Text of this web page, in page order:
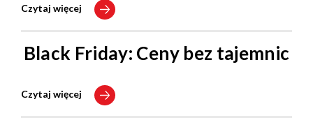
Czytaj więcej
Black Friday: Ceny bez tajemnic
Czytaj więcej